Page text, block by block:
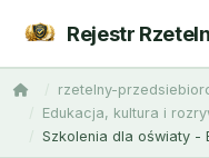
Rejestr
rzetelny-
Edukacja, kultura i
Szkolenia dla oświaty -